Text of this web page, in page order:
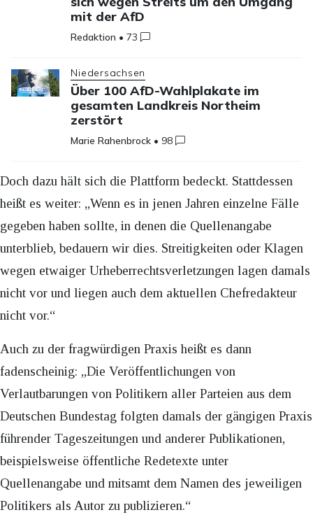
mit der AfD
Redaktion •73
Niedersachsen
Über 100 AfD-Wahlplakate im
gesamten Landkreis Northeim
zerstört
Marie Rahenbrock • 98
Doch dazu hält sich die Plattform bedeckt. Stattdessen
heißt es weiter: „Wenn es in jenen Jahren einzelne Fälle
gegeben haben sollte, in denen die Quellenangabe
unterblieb, bedauern wir dies. Streitigkeiten oder Klagen
wegen etwaiger Urheberrechtsverletzungen lagen damals
nicht vor und liegen auch dem aktuellen Chefredakteur
nicht vor.“
Auch zu der fragwürdigen Praxis heißt es dann
fadenscheinig: „Die Veröffentlichungen von
Verlautbarungen von Politikern aller Parteien aus dem
Deutschen Bundestag folgten damals der gängigen Praxis
führender Tageszeitungen und anderer Publikationen,
beispielsweise öffentliche Redetexte unter
Quellenangabe und mitsamt dem Namen des jeweiligen
Politikers als Autor zu publizieren.“